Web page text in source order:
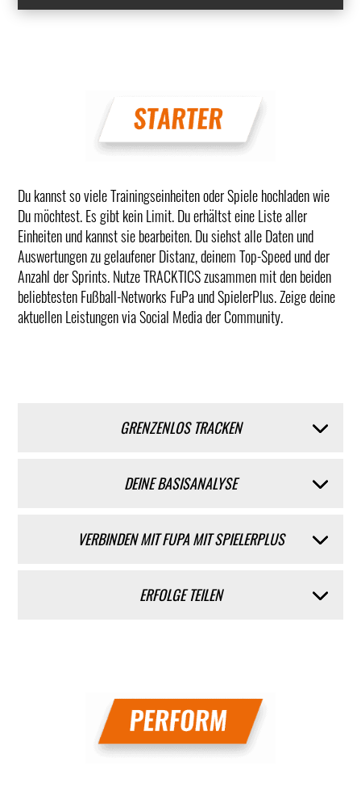
Du kannst so viele Trainingseinheiten oder Spiele hochladen wie
Du möchtest. Es gibt kein Limit. Du erhältst eine Liste aller
Einheiten und kannst sie bearbeiten. Du siehst alle Daten und
Auswertungen zu gelaufener Distanz, deinem Top-Speed und der
Anzahl der Sprints. Nutze TRACKTICS zusammen mit den beiden
beliebtesten Fußball-Networks FuPa und SpielerPlus. Zeige deine
aktuellen Leistungen via Social Media der Community.
GRENZENLOS TRACKEN
DEINE BASISANALYSE
VERBINDEN MIT FUPA MIT SPIELERPLUS
ERFOLGE TEILEN